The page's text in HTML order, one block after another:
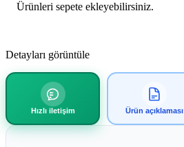
Ürünleri sepete ekleyebilirsiniz.
Detayları görüntüle
Hızlı iletişim Ürün açıklaması